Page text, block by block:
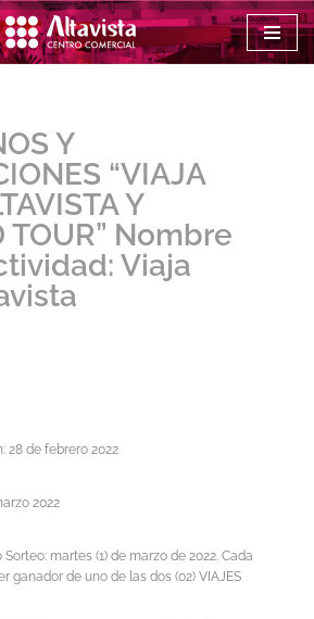
Y
“VIAJA
Y
TOUR” Nombre
Viaja
28 de febrero 2022
2022
Sorteo: martes (1) de marzo de 2022. Cada
ganador de uno de las dos (02) VIAJES